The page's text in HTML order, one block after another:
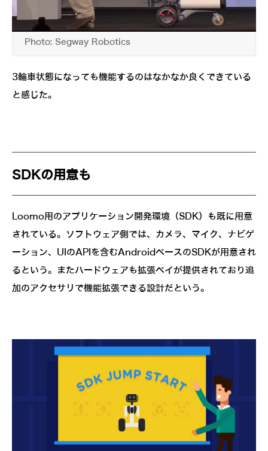
Photo: Segway Robotics
3輪車状態になっても機能するのはなかなか良くできている
と感じた。
SDKの用意も
Loomo用のアプリケーション開発環境（SDK）も既に用意
されている。ソフトウェア側では、カメラ、マイク、ナビゲ
ーション、UIのAPIを含むAndroidベースのSDKが用意され
るという。またハードウェアも拡張ベイが提供されており追
加のアクセサリで機能拡張できる設計だという。